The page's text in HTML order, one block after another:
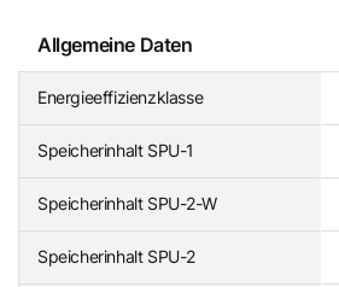
Allgemeine Daten
Energieeffizienzklasse
Speicherinhalt SPU-1
Speicherinhalt SPU-2-W
Speicherinhalt SPU-2